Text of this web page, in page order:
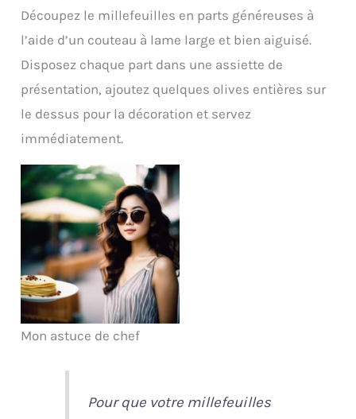
Découpez le millefeuilles en parts généreuses à
l’aide d’un couteau à lame large et bien aiguisé.
Disposez chaque part dans une assiette de
présentation, ajoutez quelques olives entières sur
le dessus pour la décoration et servez
immédiatement.
Mon astuce de chef
Pour que votre millefeuilles